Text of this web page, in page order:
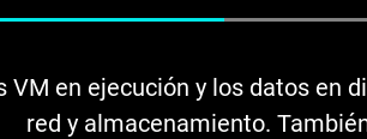
VM en ejecución y los datos en
red y almacenamiento.